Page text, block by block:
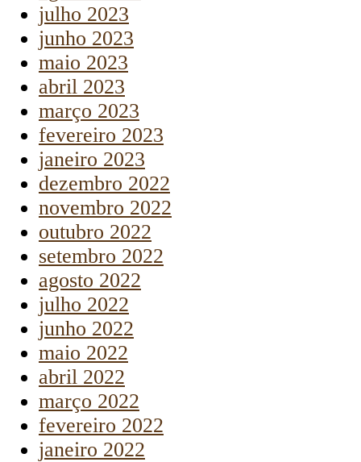
julho 2023
junho 2023
maio 2023
abril 2023
março 2023
fevereiro 2023
janeiro 2023
dezembro 2022
novembro 2022
outubro 2022
setembro 2022
agosto 2022
julho 2022
junho 2022
maio 2022
abril 2022
março 2022
fevereiro 2022
janeiro 2022